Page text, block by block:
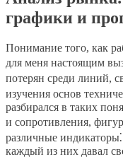
графики и
Понимание того, как
для меня настоящим
потерян среди линий,
изучения основ
разбирался в таких
и сопротивления,
различные
каждый из них давал